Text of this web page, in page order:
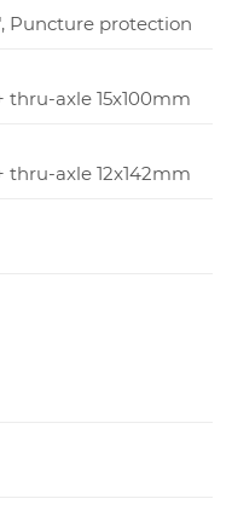
Puncture protection
axle 15x100mm
axle 12x142mm